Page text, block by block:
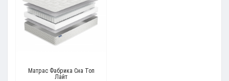
Матрас Фабрика Сна Топ
Лайт